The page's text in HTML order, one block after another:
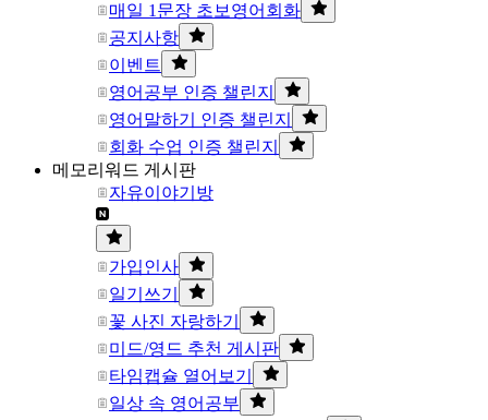
매일 1문장 초보영어회화
공지사항
이벤트
영어공부 인증 챌린지
영어말하기 인증 챌린지
회화 수업 인증 챌린지
메모리워드 게시판
자유이야기방
가입인사
일기쓰기
꽃 사진 자랑하기
미드/영드 추천 게시판
타임캡슐 열어보기
일상 속 영어공부